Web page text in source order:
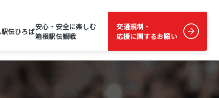
駅伝ひろば安心・安全に楽しむ
箱根駅伝観戦
交通規制・
応援に関するお願い